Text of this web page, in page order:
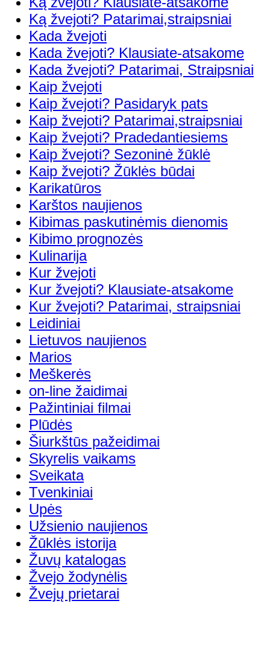
Ką žvejoti? Patarimai,straipsniai
Kada žvejoti
Kada žvejoti? Klausiate-atsakome
Kada žvejoti? Patarimai, Straipsniai
Kaip žvejoti
Kaip žvejoti? Pasidaryk pats
Kaip žvejoti? Patarimai,straipsniai
Kaip žvejoti? Pradedantiesiems
Kaip žvejoti? Sezoninė žūklė
Kaip žvejoti? Žūklės būdai
Karikatūros
Karštos naujienos
Kibimas paskutinėmis dienomis
Kibimo prognozės
Kulinarija
Kur žvejoti
Kur žvejoti? Klausiate-atsakome
Kur žvejoti? Patarimai, straipsniai
Leidiniai
Lietuvos naujienos
Marios
Meškerės
on-line žaidimai
Pažintiniai filmai
Plūdės
Šiurkštūs pažeidimai
Skyrelis vaikams
Sveikata
Tvenkiniai
Upės
Užsienio naujienos
Žūklės istorija
Žuvų katalogas
Žvejo žodynėlis
Žvejų prietarai